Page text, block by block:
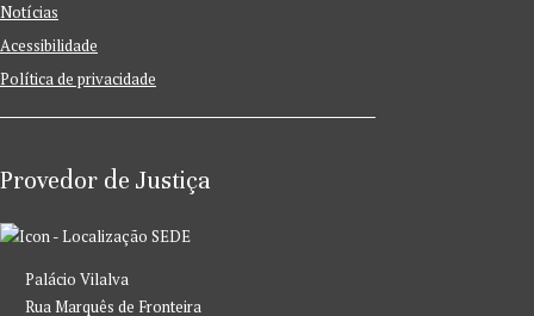
Notícias
Acessibilidade
Política de privacidade
Provedor de Justiça
SEDE
Palácio Vilalva
Rua Marquês de Fronteira